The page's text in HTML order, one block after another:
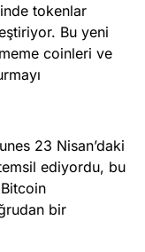
tokenlar
Bu yeni
coinleri ve
23 Nisan’daki
ediyordu, bu
bir